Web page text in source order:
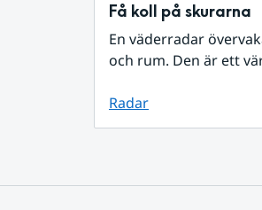
Få koll på skurarna
En väderradar
och rum. Den är ett
Radar